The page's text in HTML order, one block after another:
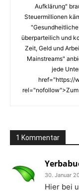
Aufklärung"
Steuermillionen
überparteilich und
Zeit, Geld und
Mainstreams"
jede
href="https://
1 Kommentar
30. Januar
Hier bei